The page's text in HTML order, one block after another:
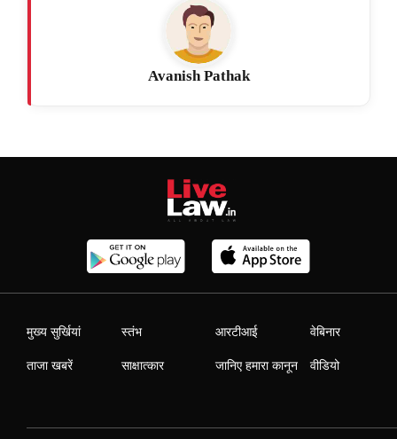
Avanish Pathak
मुख्य सुर्खियां
ताजा खबरें
स्तंभ
साक्षात्कार
आरटीआई
जानिए हमारा कानून
वेबिनार
वीडियो